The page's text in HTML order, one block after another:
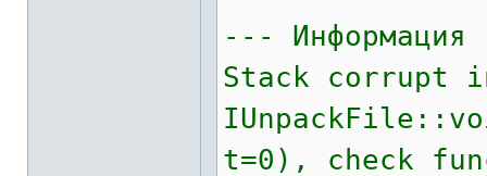
---
Stack corrupt
t=0), check